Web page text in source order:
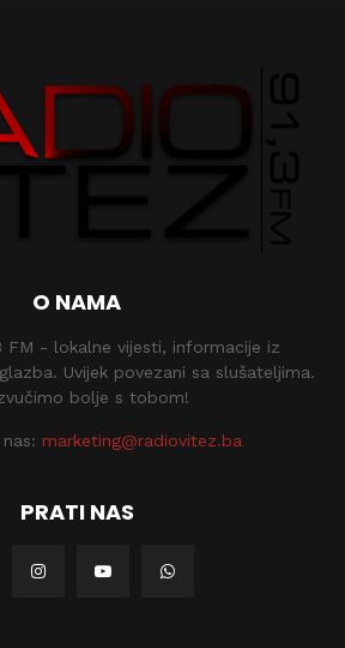
O NAMA
FM - lokalne vijesti, informacije iz
Uvijek povezani sa slušateljima.
bolje s tobom!
marketing@radiovitez.ba
PRATI NAS